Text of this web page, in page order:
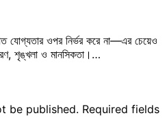
যোগ্যতার ওপর নির্ভর করে না—এর চেয়েও
শৃঙ্খলা ও মানসিকতা।…
be published. Required fields